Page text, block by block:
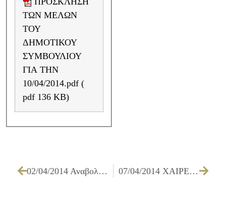
ΤΩΝ ΜΕΛΩΝ
ΤΟΥ
ΔΗΜΟΤΙΚΟΥ
ΣΥΜΒΟΥΛΙΟΥ
ΓΙΑ ΤΗΝ
10/04/2014.pdf (
pdf 136 KB)
02/04/2014 Αναβολή του πολιτιστικού σεμιναρίου με θέμα: «Kριτήρια κριτικής στη λογοτεχνία». 07/04/2014 ΧΑΙΡΕΤΙΣΜΟΣ ΔΗΜΑΡΧΟΥ ΣΤΗΝ ΗΜΕΡΙΔΑ «ΗΜΕΡΑ ΣΤΑΔΙΟΔΡΟΜΙΑΣ»